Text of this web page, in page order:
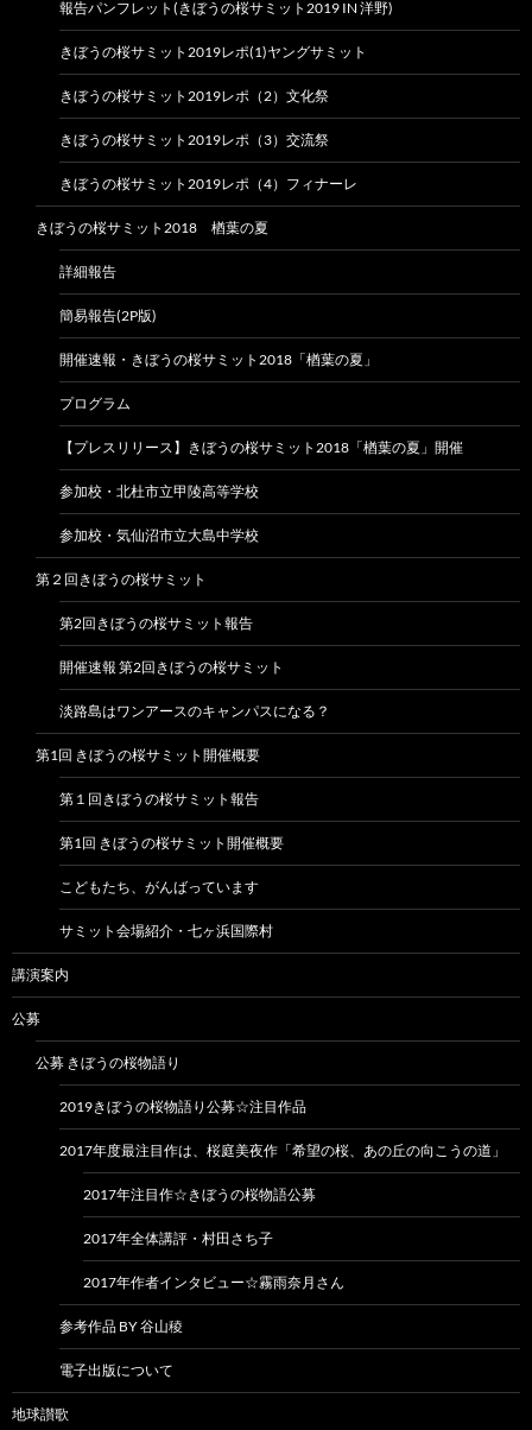
報告パンフレット(きぼうの桜サミット2019 IN 洋野)
きぼうの桜サミット2019レポ(1)ヤングサミット
きぼうの桜サミット2019レポ（2）文化祭
きぼうの桜サミット2019レポ（3）交流祭
きぼうの桜サミット2019レポ（4）フィナーレ
きぼうの桜サミット2018 楢葉の夏
詳細報告
簡易報告(2P版)
開催速報・きぼうの桜サミット2018「楢葉の夏」
プログラム
【プレスリリース】きぼうの桜サミット2018「楢葉の夏」開催
参加校・北杜市立甲陵高等学校
参加校・気仙沼市立大島中学校
第２回きぼうの桜サミット
第2回きぼうの桜サミット報告
開催速報 第2回きぼうの桜サミット
淡路島はワンアースのキャンパスになる？
第1回 きぼうの桜サミット開催概要
第１回きぼうの桜サミット報告
第1回 きぼうの桜サミット開催概要
こどもたち、がんばっています
サミット会場紹介・七ヶ浜国際村
講演案内
公募
公募 きぼうの桜物語り
2019きぼうの桜物語り公募☆注目作品
2017年度最注目作は、桜庭美夜作「希望の桜、あの丘の向こうの道」
2017年注目作☆きぼうの桜物語公募
2017年全体講評・村田さち子
2017年作者インタビュー☆霧雨奈月さん
参考作品 BY 谷山稜
電子出版について
地球讃歌